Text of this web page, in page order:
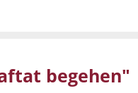
begehen"